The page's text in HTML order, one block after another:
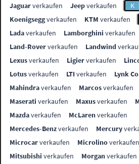
Jaguarverkaufen Jeepverkaufen K
Koenigseggverkaufen KTM verkaufen
Ladaverkaufen Lamborghini verkaufen
Land-Roververkaufen Landwind
Lexusverkaufen Ligierverkaufen
Lotusverkaufen LTIverkaufen Lynk Co
Mahindraverkaufen Marcosverkaufen
Maserati verkaufen Maxusverkaufen
Mazdaverkaufen McLarenverkaufen
Mercedes-Benzverkaufen Mercury
Microcarverkaufen Microlinoverkaufen
Mitsubishi verkaufen Morganverkaufen